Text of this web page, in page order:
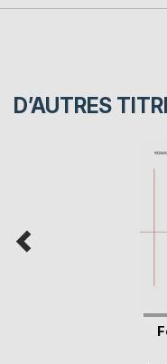
D’AUTRES